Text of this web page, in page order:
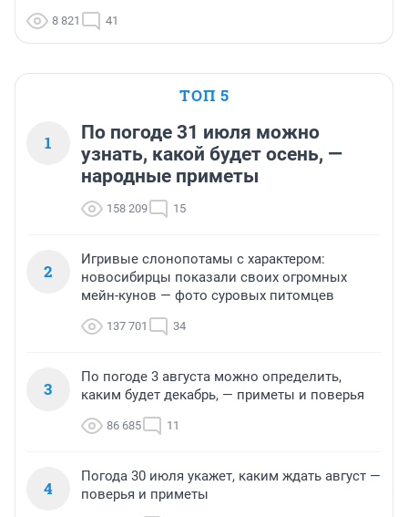
8 821 41
ТОП 5
1
По погоде 31 июля можно
узнать, какой будет осень, —
народные приметы
158 209 15
2
Игривые слонопотамы с характером:
новосибирцы показали своих огромных
мейн-кунов — фото суровых питомцев
137 701 34
3
По погоде 3 августа можно определить,
каким будет декабрь, — приметы и поверья
86 685 11
4
Погода 30 июля укажет, каким ждать август —
поверья и приметы